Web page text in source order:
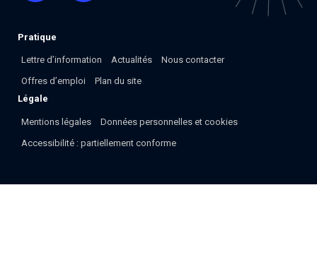
Pratique
Lettre d’information Actualités
Nous contacter
Offres d’emploi
Plan du site
Légale
Mentions légales
Données personnelles et cookies
Accessibilité : partiellement conforme